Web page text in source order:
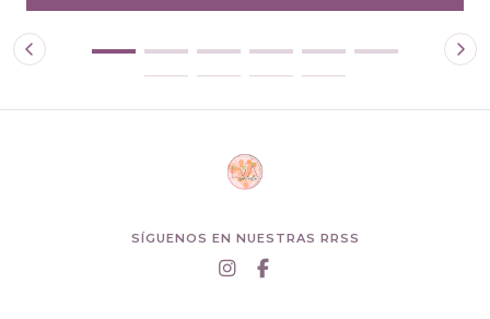
SÍGUENOS EN NUESTRAS RRSS